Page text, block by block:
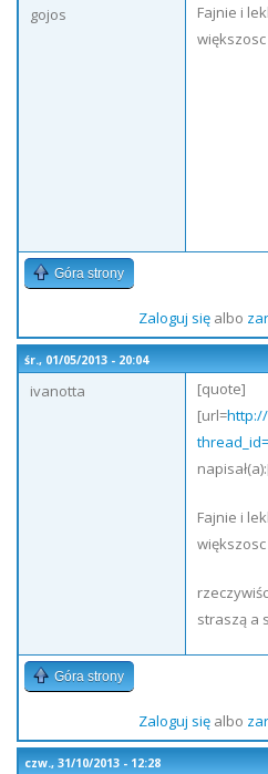
gojos
Fajnie i
Góra strony
Zaloguj sięalbo
śr., 01/05/2013 - 20:04
ivanotta
[quote]
[url=
Fajnie i
straszą a
Góra strony
Zaloguj sięalbo
czw., 31/10/2013 - 12:28